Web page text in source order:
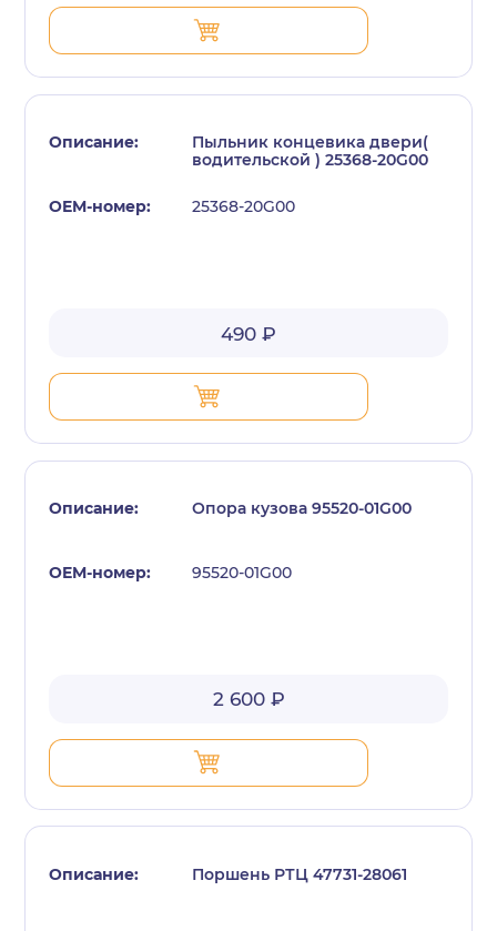
Пыльник концевика двери(
водительской ) 25368-20G00
25368-20G00
490 ₽
Опора кузова 95520-01G00
95520-01G00
2 600 ₽
Поршень РТЦ 47731-28061